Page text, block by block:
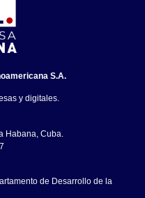
S.A.
y digitales.
Habana, Cuba.
de Desarrollo de la